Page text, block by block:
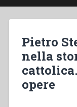
Pietro
nella
opere